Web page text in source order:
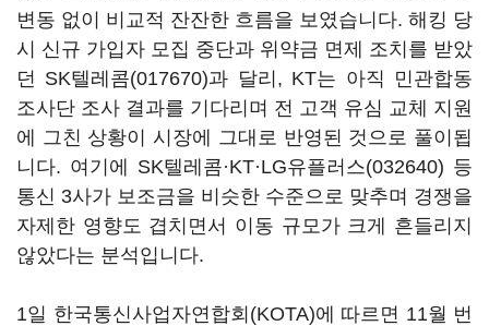
변동 없이 비교적 잔잔한 흐름을 보였습니다. 해킹 당
시 신규 가입자 모집 중단과 위약금 면제 조치를 받았
던 SK텔레콤(017670)과 달리, KT는 아직 민관합동
조사단 조사 결과를 기다리며 전 고객 유심 교체 지원
에 그친 상황이 시장에 그대로 반영된 것으로 풀이됩
니다. 여기에 SK텔레콤·KT·LG유플러스(032640) 등
통신 3사가 보조금을 비슷한 수준으로 맞추며 경쟁을
자제한 영향도 겹치면서 이동 규모가 크게 흔들리지
않았다는 분석입니다.
1일 한국통신사업자연합회(KOTA)에 따르면 11월 번